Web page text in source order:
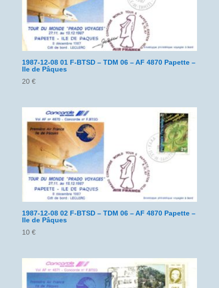
1987-12-08 01 F-BTSD – TDM 06 – AF 4870 Papette –
Ile de Pâques
20 €
1987-12-08 02 F-BTSD – TDM 06 – AF 4870 Papette –
Ile de Pâques
10 €